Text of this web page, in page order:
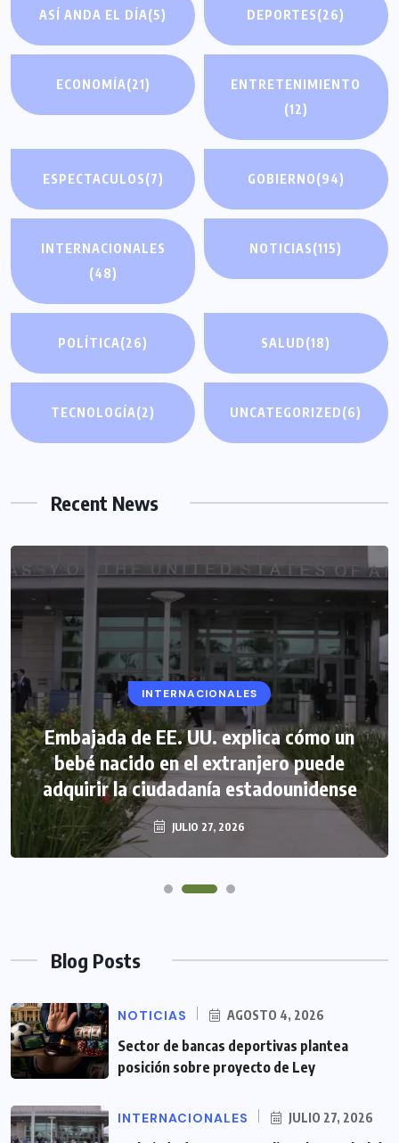
ASÍ ANDA EL DÍA(5) DEPORTES(26)
ECONOMÍA(21)
ENTRETENIMIENTO
(12)
ESPECTACULOS(7) GOBIERNO(94)
INTERNACIONALES
(48)
NOTICIAS(115)
POLÍTICA(26) SALUD(18)
TECNOLOGÍA(2) UNCATEGORIZED(6)
Recent News
INTERNACIONALES
Embajada de EE. UU. explica cómo un
bebé nacido en el extranjero puede
adquirir la ciudadanía estadounidense
JULIO 27, 2026
Blog Posts
NOTICIAS AGOSTO 4, 2026
Sector de bancas deportivas plantea
posición sobre proyecto de Ley
INTERNACIONALES JULIO 27, 2026